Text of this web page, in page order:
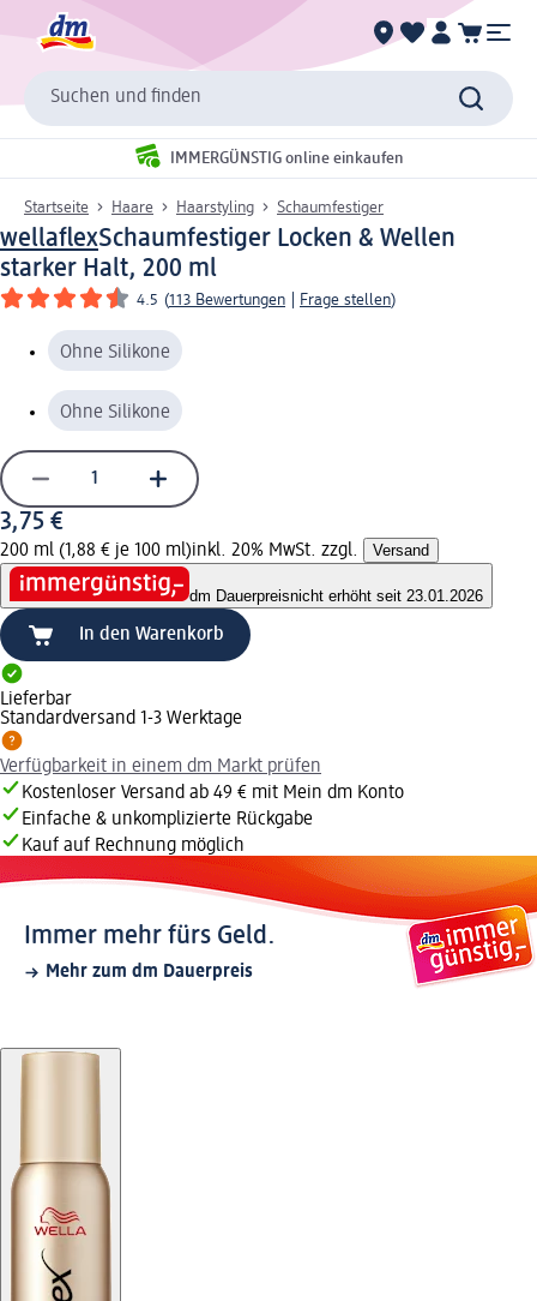
Suchen und finden
IMMERGÜNSTIG online einkaufen
Startseite Haare Haarstyling Schaumfestiger
wellaflexSchaumfestiger Locken & Wellen
starker Halt, 200 ml
4.5 (113 Bewertungen Frage stellen)
Ohne Silikone
Ohne Silikone
3,75 €
200 ml (1,88 € je 100 ml)inkl. 20% MwSt. zzgl. Versand
dm Dauerpreisnicht erhöht seit 23.01.2026
In den Warenkorb
Lieferbar
Standardversand 1-3 Werktage
Verfügbarkeit in einem dm Markt prüfen
Kostenloser Versand ab 49 € mit Mein dm Konto
Einfache & unkomplizierte Rückgabe
Kauf auf Rechnung möglich
Immer mehr fürs Geld.
Mehr zum dm Dauerpreis